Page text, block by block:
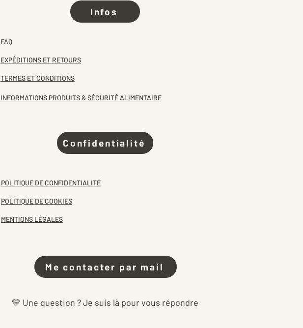
Infos
FAQ
EXPÉDITIONS ET RETOURS
TERMES ET CONDITIONS
INFORMATIONS PRODUITS & SÉCURITÉ ALIMENTAIRE
Confidentialité
POLITIQUE DE CONFIDENTIALITÉ
POLITIQUE DE COOKIES
MENTIONS LÉGALES
Me contacter par mail
💛 Une question ? Je suis là pour vous répondre